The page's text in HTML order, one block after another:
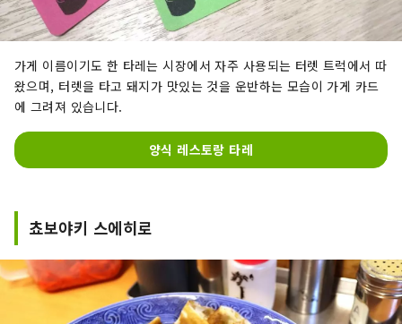
가게 이름이기도 한 타레는 시장에서 자주 사용되는 터렛 트럭에서 따
왔으며, 터렛을 타고 돼지가 맛있는 것을 운반하는 모습이 가게 카드
에 그려져 있습니다.
양식 레스토랑 타레
쵸보야키 스에히로